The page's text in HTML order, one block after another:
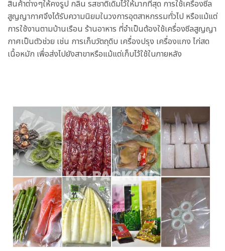
สินค้าต่างๆให้คงรูป กลิ่น รสชาติเดิมไว้ให้มากที่สุด การใช้เครื่องซีล
สูญญากาศจึงได้รับความนิยมในวงการอุตสาหกรรมทั่วไป หรือแม้แต่
การใช้งานตามบ้านเรือน ร้านอาหาร ที่จำเป็นต้องใช้เครื่องซีลสูญญา
กาศเป็นตัวช่วย เช่น การเก็บวัตถุดิบ เครื่องปรุง เครื่องแกง ไก่สด
เนื้อหมัก เพื่อส่งไปยังสาขาหรือแม้แต่เก็บไว้ใช้ในภายหลัง